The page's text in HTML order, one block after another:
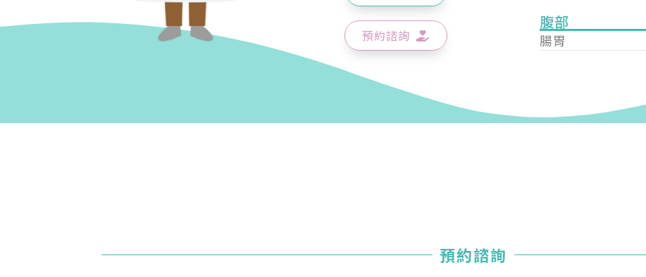
預約諮詢
腹部
腸胃
預約諮詢
您好，您的會員申請，已成功送出，經本協會理事會審核